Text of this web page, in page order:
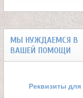
МЫ НУЖДАЕМСЯ В
ВАШЕЙ ПОМОЩИ
Реквизиты для